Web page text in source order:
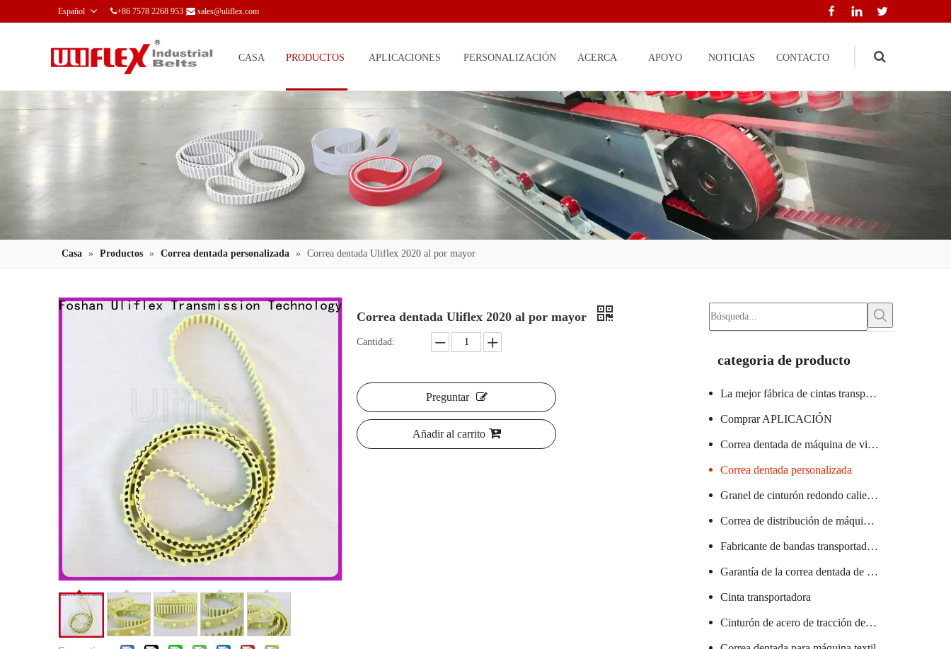
Español +86 7578 2268 953 |  sales@uliflex.com
CASA PRODUCTOS APLICACIONES PERSONALIZACIÓN ACERCA
DE
APOYO NOTICIAS CONTACTO
Search
Casa » Productos » Correa dentada personalizada » Correa dentada Uliflex 2020 al por mayor
Correa dentada Uliflex 2020 al por mayor
Cantidad:
Preguntar
Añadir al carrito
categoria de producto
La mejor fábrica de cintas transportadoras
Comprar APLICACIÓN
Correa dentada de máquina de vidrio certificada
Correa dentada personalizada
Granel de cinturón redondo caliente
Correa de distribución de máquina textil caliente
Fabricante de bandas transportadoras de PVC
Garantía de la correa dentada de la máquina de salchichas
Cinta transportadora
Cinturón de acero de tracción de elevador